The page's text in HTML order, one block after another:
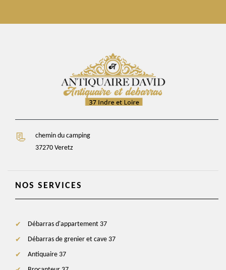
chemin du camping
37270 Veretz
NOS SERVICES
Débarras d'appartement 37
Débarras de grenier et cave 37
Antiquaire 37